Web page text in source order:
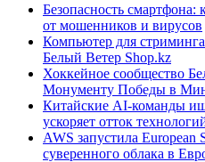
Безопасность
от мошенников и вирусов
Компьютер для
Белый Ветер Shop.kz
Хоккейное сообщество
Монументу Победы в
Китайские AI-команды
ускоряет отток
AWS запустила
суверенного облака в